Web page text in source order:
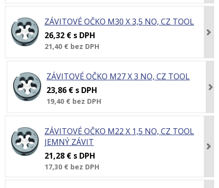
ZÁVITOVÉ OČKO M30 X 3,5 NO, CZ TOOL
26,32 € s DPH
21,40 € bez DPH
ZÁVITOVÉ OČKO M27 X 3 NO, CZ TOOL
23,86 € s DPH
19,40 € bez DPH
ZÁVITOVÉ OČKO M22 X 1,5 NO, CZ TOOL
JEMNÝ ZÁVIT
21,28 € s DPH
17,30 € bez DPH